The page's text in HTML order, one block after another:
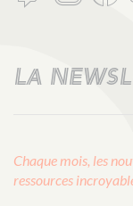
LA
Chaque mois, les
ressources